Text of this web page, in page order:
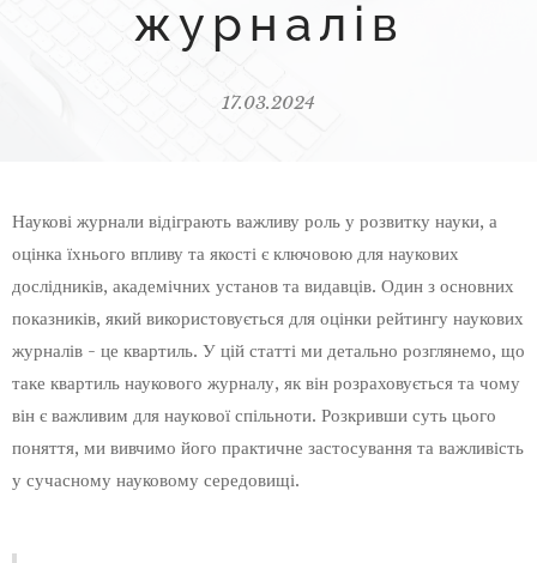
журналів
17.03.2024
Наукові журнали відіграють важливу роль у розвитку науки, а
оцінка їхнього впливу та якості є ключовою для наукових
дослідників, академічних установ та видавців. Один з основних
показників, який використовується для оцінки рейтингу наукових
журналів - це квартиль. У цій статті ми детально розглянемо, що
таке квартиль наукового журналу, як він розраховується та чому
він є важливим для наукової спільноти. Розкривши суть цього
поняття, ми вивчимо його практичне застосування та важливість
у сучасному науковому середовищі.